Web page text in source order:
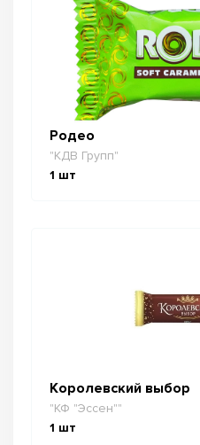
Родео
"КДВ Групп"
1 шт
Королевский выбор
"КФ "Эссен""
1 шт